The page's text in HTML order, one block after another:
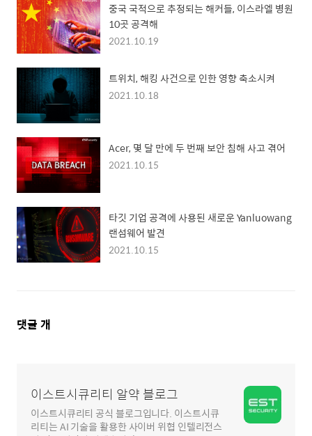
중국 국적으로 추정되는 해커들, 이스라엘 병원
10곳 공격해
2021.10.19
트위치, 해킹 사건으로 인한 영향 축소시켜
2021.10.18
Acer, 몇 달 만에 두 번째 보안 침해 사고 겪어
2021.10.15
타깃 기업 공격에 사용된 새로운 Yanluowang
랜섬웨어 발견
2021.10.15
댓
댓글 개
이스트시큐리티 알약 블로그
이스트시큐리티 공식 블로그입니다. 이스트시큐
리티는 AI 기술을 활용한 사이버 위협 인텔리전스